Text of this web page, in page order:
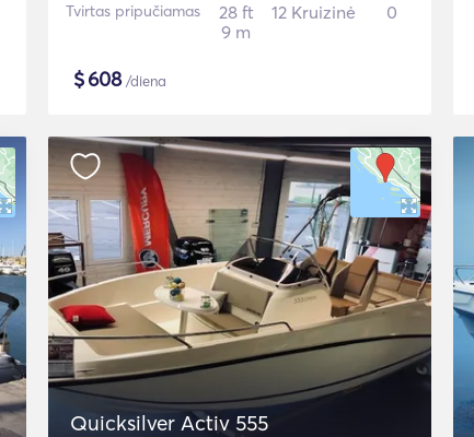
Tvirtas pripučiamas
28 ft
9 m
12 Kruizinė 0
$608/diena
Quicksilver Activ 555